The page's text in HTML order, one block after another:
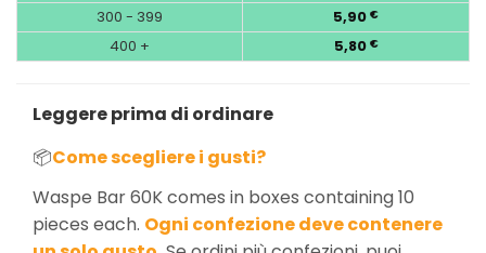
300 - 399 5,90 €
400 + 5,80 €
Leggere prima di ordinare
📦Come scegliere i gusti?
Waspe Bar 60K comes in boxes containing 10
pieces each. Ogni confezione deve contenere